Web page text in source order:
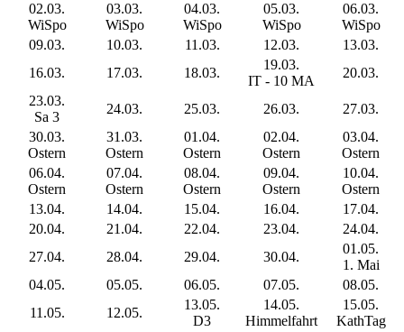
02.03.
WiSpo
03.03.
WiSpo
04.03.
WiSpo
05.03.
WiSpo
06.03.
WiSpo
09.03.
10.03. 11.03. 12.03.
13.03.
16.03.
17.03. 18.03.
19.03.
IT - 10 MA
20.03.
23.03.
Sa 3
24.03. 25.03. 26.03.
27.03.
30.03.
Ostern
31.03.
Ostern
01.04.
Ostern
02.04.
Ostern
03.04.
Ostern
06.04.
Ostern
07.04.
Ostern
08.04.
Ostern
09.04.
Ostern
10.04.
Ostern
13.04.
14.04. 15.04. 16.04.
17.04.
20.04.
21.04. 22.04. 23.04.
24.04.
27.04.
28.04. 29.04. 30.04.
01.05.
1. Mai
04.05.
05.05. 06.05. 07.05.
08.05.
11.05.
12.05.
13.05.
D3
14.05.
Himmelfahrt
15.05.
KathTag